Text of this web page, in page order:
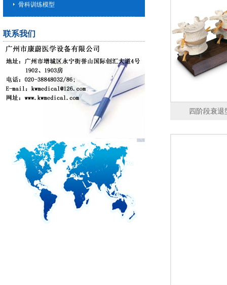
骨科训练模型
联系我们
四阶段衰退